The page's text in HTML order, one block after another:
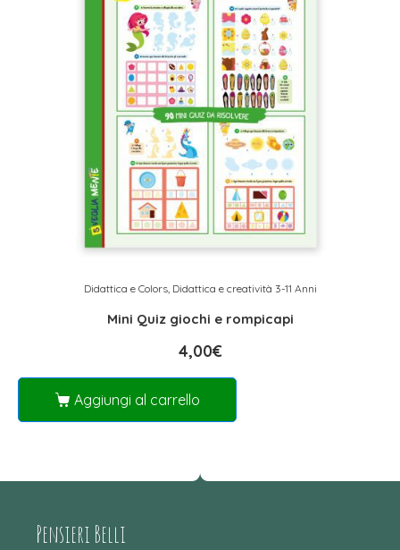
Didattica e Colors, Didattica e creatività 3-11 Anni
Mini Quiz giochi e rompicapi
4,00€
Aggiungi al carrello
Pensieri Belli